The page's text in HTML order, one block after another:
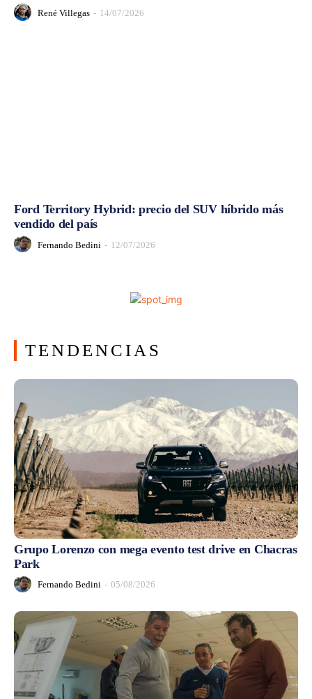
René Villegas - 14/07/2026
Ford Territory Hybrid: precio del SUV híbrido más
vendido del país
Fernando Bedini - 12/07/2026
TENDENCIAS
Grupo Lorenzo con mega evento test drive en Chacras
Park
Fernando Bedini - 05/08/2026